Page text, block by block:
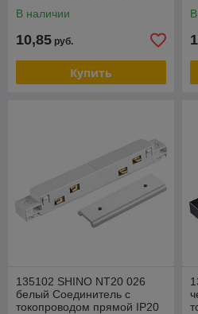
В наличии
10,85 руб.
Купить
135102 SHINO NT20 026
белый Cоединитель с
токопроводом прямой IP20